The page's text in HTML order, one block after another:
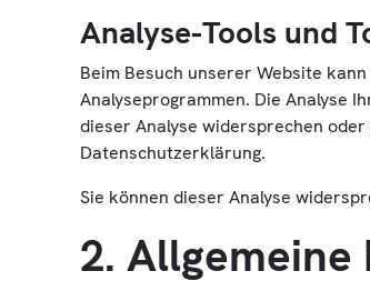
Analyse-Tools und
Beim Besuch unserer Website
Analyseprogrammen. Die Analyse
dieser Analyse widersprechen
Datenschutzerklärung.
Sie können dieser Analyse
2.